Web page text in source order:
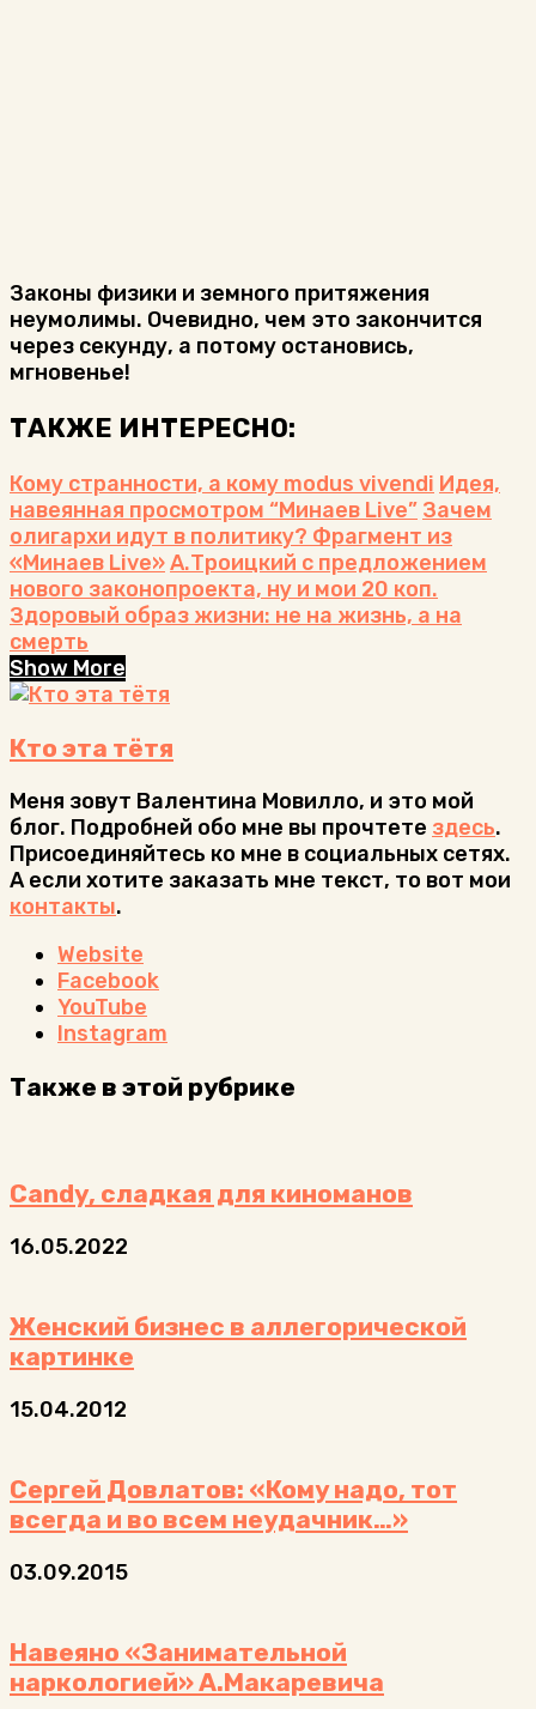
Законы физики и земного притяжения
неумолимы. Очевидно, чем это закончится
через секунду, а потому остановись,
мгновенье!
ТАКЖЕ ИНТЕРЕСНО:
Кому странности, а кому modus vivendi Идея,
навеянная просмотром “Минаев Live” Зачем
олигархи идут в политику? Фрагмент из
«Минаев Live»А.Троицкий с предложением
нового законопроекта, ну и мои 20 коп.
Здоровый образ жизни: не на жизнь, а на
смерть
Show More
Кто эта тётя
Меня зовут Валентина Мовилло, и это мой
блог. Подробней обо мне вы прочтете здесь.
Присоединяйтесь ко мне в социальных сетях.
А если хотите заказать мне текст, то вот мои
контакты.
Website
Facebook
YouTube
Instagram
Также в этой рубрике
Candy, сладкая для киноманов
16.05.2022
Женский бизнес в аллегорической
картинке
15.04.2012
Сергей Довлатов: «Кому надо, тот
всегда и во всем неудачник…»
03.09.2015
Навеяно «Занимательной
наркологией» А.Макаревича